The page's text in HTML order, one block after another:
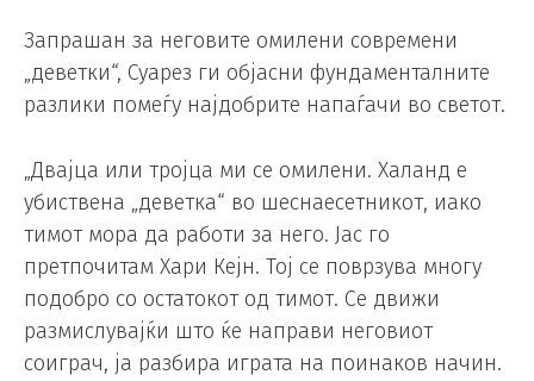
Запрашан за неговите омилени современи
„деветки“, Суарез ги објасни фундаменталните
разлики помеѓу најдобрите напаѓачи во светот.
„Двајца или тројца ми се омилени. Халанд е
убиствена „деветка“ во шеснаесетникот, иако
тимот мора да работи за него. Јас го
претпочитам Хари Кејн. Тој се поврзува многу
подобро со остатокот од тимот. Се движи
размислувајќи што ќе направи неговиот
соиграч, ја разбира играта на поинаков начин.